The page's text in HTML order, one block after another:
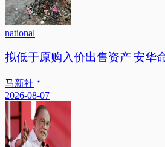
national
拟低于原购入价出售资产 安华
马新社
2026-08-07